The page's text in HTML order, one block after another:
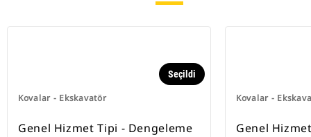
Kovalar - Ekskavatör
Seçildi
Genel Hizmet Tipi - Dengeleme
Kovalar -
Genel